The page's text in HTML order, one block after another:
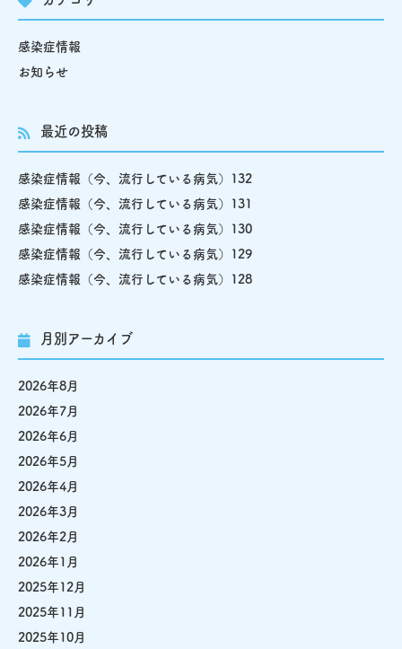
感染症情報
お知らせ
最近の投稿
感染症情報（今、流行している病気）132
感染症情報（今、流行している病気）131
感染症情報（今、流行している病気）130
感染症情報（今、流行している病気）129
感染症情報（今、流行している病気）128
月別アーカイブ
2026年8月
2026年7月
2026年6月
2026年5月
2026年4月
2026年3月
2026年2月
2026年1月
2025年12月
2025年11月
2025年10月